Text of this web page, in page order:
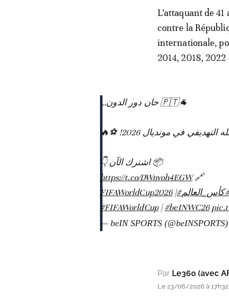
L’attaquant de
contre la
internationale,
2014, 2018, 2022
🐐🇵🇹 حان دور الدون…
في مونديال 2026! ⚽️🔥
📦 اشترك الآن 👇
🔗
https://t.co/DWnvoh4EGW
#كأس_العالم#FIFAWorldCup2026
|
#FIFAWorldCup|#beINWC26
— beIN SPORTS (@beINSPORTS)
Par Le360 (avec
Le 23/06/2026 à 17h32